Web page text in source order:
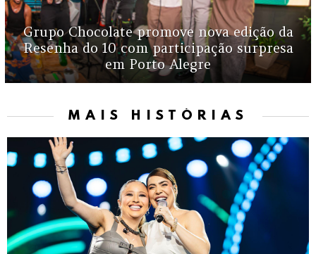
Grupo Chocolate promove nova edição da
Resenha do 10 com participação surpresa
em Porto Alegre
MAIS HISTÓRIAS